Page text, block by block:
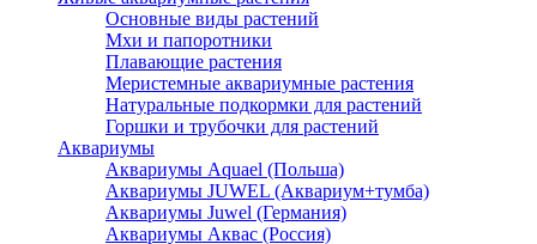
Основные виды растений
Мхи и папоротники
Плавающие растения
Меристемные аквариумные растения
Натуральные подкормки для растений
Горшки и трубочки для растений
Аквариумы
Аквариумы Aquael (Польша)
Аквариумы JUWEL (Аквариум+тумба)
Аквариумы Juwel (Германия)
Аквариумы Аквас (Россия)